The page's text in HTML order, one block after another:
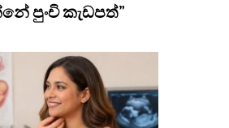
පුංචි කැඩපත්”